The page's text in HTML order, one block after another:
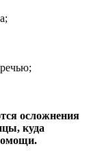
осложнения
куда